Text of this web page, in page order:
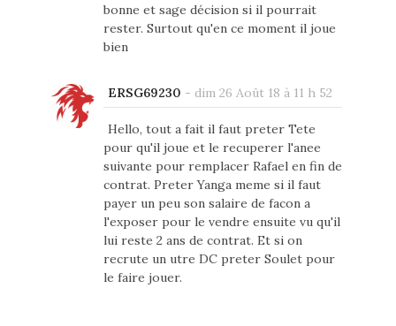
bonne et sage décision si il pourrait
rester. Surtout qu'en ce moment il joue
bien
ERSG69230 - dim 26 Août 18 à 11 h 52
Hello, tout a fait il faut preter Tete
pour qu'il joue et le recuperer l'anee
suivante pour remplacer Rafael en fin de
contrat. Preter Yanga meme si il faut
payer un peu son salaire de facon a
l'exposer pour le vendre ensuite vu qu'il
lui reste 2 ans de contrat. Et si on
recrute un utre DC preter Soulet pour
le faire jouer.